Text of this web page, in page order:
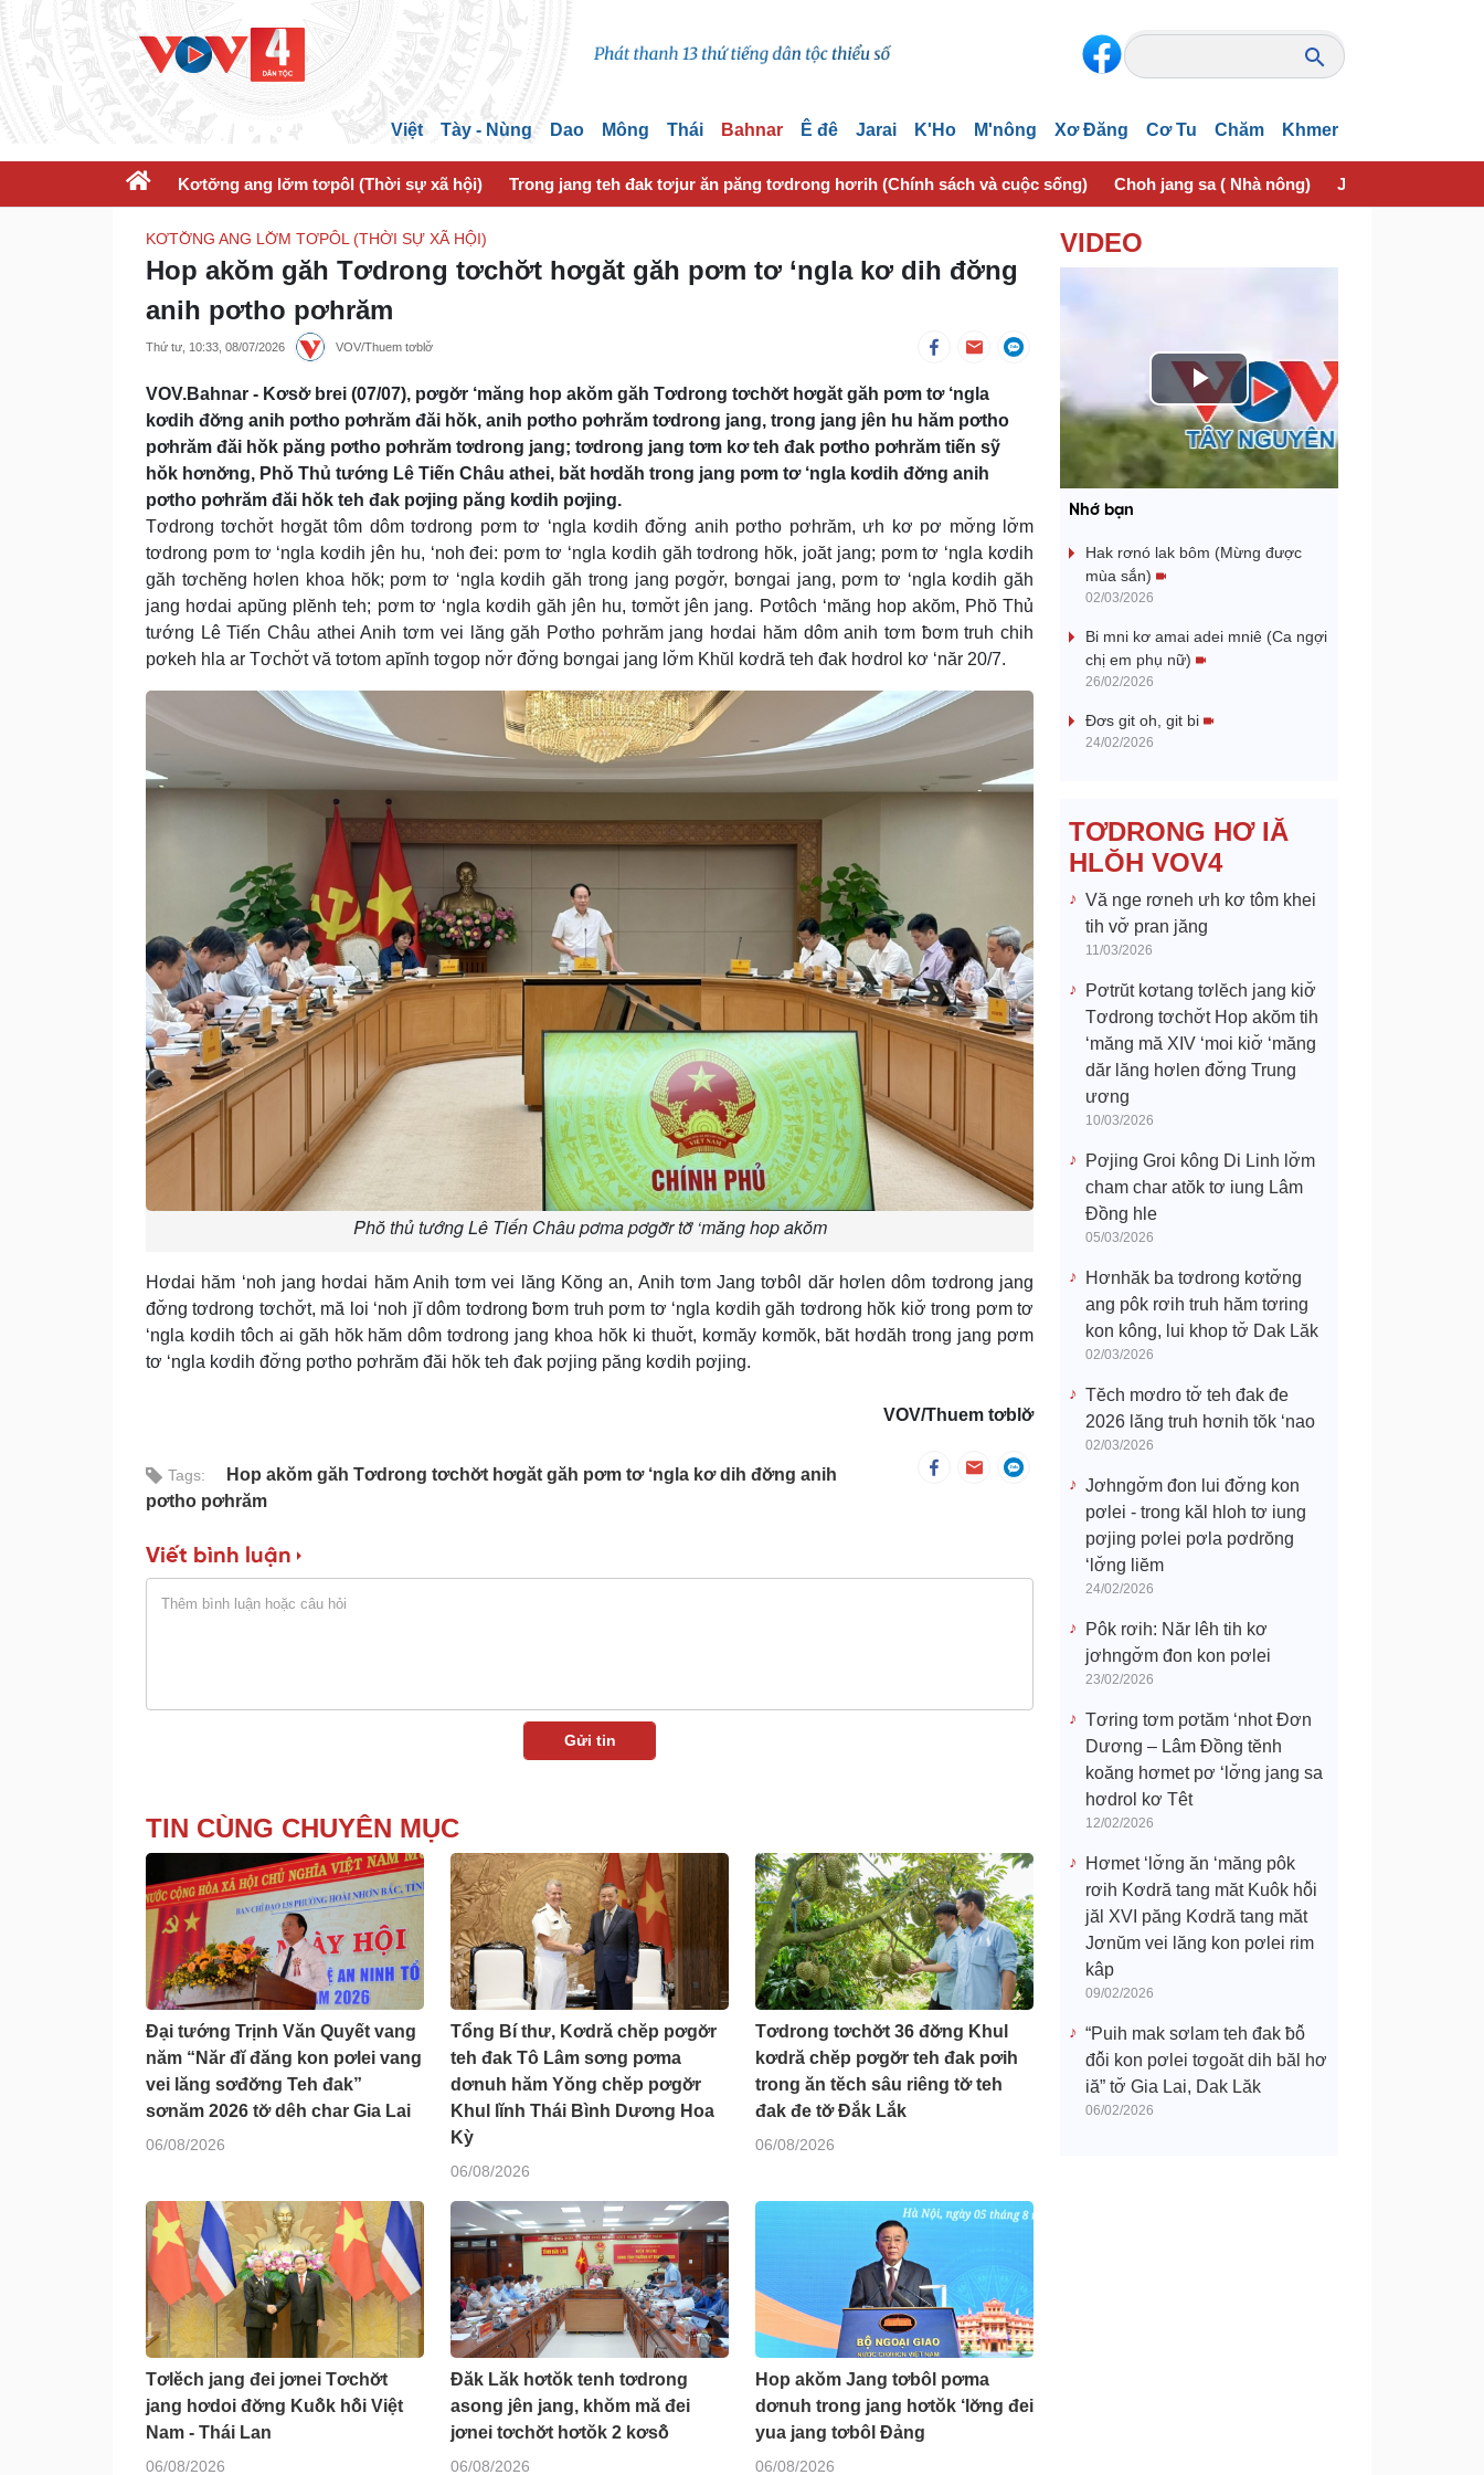
Việt Tày - Nùng Dao Mông Thái Bahnar Ê đê Jarai K'Ho M'nông Xơ Đăng Cơ Tu Chăm Khmer
Kơtơ̆ng ang lơ̆m tơpôl (Thời sự xã hội) Trong jang teh đak tơjur ăn păng tơdrong hơrih (Chính sách và cuộc sống) Choh jang sa ( Nhà nông) Jơhngơ̆m pran
KƠTƠ̆NG ANG LƠ̆M TƠPÔL (THỜI SỰ XÃ HỘI)
Hop akŏm găh Tơdrong tơchơ̆t hơgăt găh pơm tơ ‘ngla kơ dih đơ̆ng
anih pơtho pơhrăm
Thứ tư, 10:33, 08/07/2026 VOV/Thuem tơblơ̆
VOV.Bahnar - Kơsơ̆ brei (07/07), pơgơ̆r ‘măng hop akŏm găh Tơdrong tơchơ̆t hơgăt găh pơm tơ ‘ngla
kơdih đơ̆ng anih pơtho pơhrăm đăi hŏk, anih pơtho pơhrăm tơdrong jang, trong jang jên hu hăm pơtho
pơhrăm đăi hŏk păng pơtho pơhrăm tơdrong jang; tơdrong jang tơm kơ teh đak pơtho pơhrăm tiến sỹ
hŏk hơnơ̆ng, Phŏ Thủ tướng Lê Tiến Châu athei, băt hơdăh trong jang pơm tơ ‘ngla kơdih đơ̆ng anih
pơtho pơhrăm đăi hŏk teh đak pơjing păng kơdih pơjing.
Tơdrong tơchơ̆t hơgăt tôm dôm tơdrong pơm tơ ‘ngla kơdih đơ̆ng anih pơtho pơhrăm, ưh kơ pơ mơ̆ng lơ̆m
tơdrong pơm tơ ‘ngla kơdih jên hu, ‘noh đei: pơm tơ ‘ngla kơdih găh tơdrong hŏk, joăt jang; pơm tơ ‘ngla kơdih
găh tơchĕng hơlen khoa hŏk; pơm tơ ‘ngla kơdih găh trong jang pơgơ̆r, bơngai jang, pơm tơ ‘ngla kơdih găh
jang hơdai apŭng plĕnh teh; pơm tơ ‘ngla kơdih găh jên hu, tơmơ̆t jên jang. Pơtôch ‘măng hop akŏm, Phŏ Thủ
tướng Lê Tiến Châu athei Anih tơm vei lăng găh Pơtho pơhrăm jang hơdai hăm dôm anih tơm ƀơm truh chih
pơkeh hla ar Tơchơ̆t vă tơtom apĭnh tơgop nơ̆r đơ̆ng bơngai jang lơ̆m Khŭl kơdră teh đak hơdrol kơ ‘năr 20/7.
Phŏ thủ tướng Lê Tiến Châu pơma pơgơ̆r tơ̆ ‘măng hop akŏm
Hơdai hăm ‘noh jang hơdai hăm Anih tơm vei lăng Kŏng an, Anih tơm Jang tơbôl dăr hơlen dôm tơdrong jang
đơ̆ng tơdrong tơchơ̆t, mă loi ‘noh jĭ dôm tơdrong ƀơm truh pơm tơ ‘ngla kơdih găh tơdrong hŏk kiơ̆ trong pơm tơ
‘ngla kơdih tôch ai găh hŏk hăm dôm tơdrong jang khoa hŏk ki thuơ̆t, kơmăy kơmŏk, băt hơdăh trong jang pơm
tơ ‘ngla kơdih đơ̆ng pơtho pơhrăm đăi hŏk teh đak pơjing păng kơdih pơjing.
VOV/Thuem tơblơ̆
Tags:
Hop akŏm găh Tơdrong tơchơ̆t hơgăt găh pơm tơ ‘ngla kơ dih đơ̆ng anih
pơtho pơhrăm
Viết bình luận
TIN CÙNG CHUYÊN MỤC
Đại tướng Trịnh Văn Quyết vang
năm “Năr đĭ đăng kon pơlei vang
vei lăng sơđơ̆ng Teh đak”
sơnăm 2026 tơ̆ dêh char Gia Lai
06/08/2026
Tổng Bí thư, Kơdră chĕp pơgơ̆r
teh đak Tô Lâm sơng pơma
dơnuh hăm Yŏng chĕp pơgơ̆r
Khul lĭnh Thái Bình Dương Hoa
Kỳ
06/08/2026
Tơdrong tơchơ̆t 36 đơ̆ng Khul
kơdră chĕp pơgơ̆r teh đak pơih
trong ăn tĕch sâu riêng tơ̆ teh
đak đe tơ̆ Đắk Lắk
06/08/2026
Tơlĕch jang đei jơnei Tơchơ̆t
jang hơdoi đơ̆ng Kuô̆k hô̆i Việt
Nam - Thái Lan
06/08/2026
Đăk Lăk hơtŏk tenh tơdrong
asong jên jang, khŏm mă đei
jơnei tơchơ̆t hơtŏk 2 kơsô̆
06/08/2026
Hop akŏm Jang tơbôl pơma
dơnuh trong jang hơtŏk ‘lơ̆ng đei
yua jang tơbôl Đảng
06/08/2026
VIDEO
P
l
y
i
Nhớ bạn
Hak rơnó lak bôm (Mừng được
mùa sắn)
02/03/2026
Bi mni kơ amai adei mniê (Ca ngợi
chị em phụ nữ)
26/02/2026
Đơs git oh, git bi
24/02/2026
TƠDRONG HƠ IĂ
HLŎH VOV4
Vă nge rơneh ưh kơ tôm khei
tih vơ̆ pran jăng
11/03/2026
Pơtrŭt kơtang tơlĕch jang kiơ̆
Tơdrong tơchơ̆t Hop akŏm tih
‘măng mă XIV ‘moi kiơ̆ ‘măng
dăr lăng hơlen đơ̆ng Trung
ương
10/03/2026
Pơjing Groi kông Di Linh lơ̆m
cham char atŏk tơ iung Lâm
Đồng hle
05/03/2026
Hơnhăk ba tơdrong kơtơ̆ng
ang pôk rơih truh hăm tơring
kon kông, lui khop tơ̆ Dak Lăk
02/03/2026
Tĕch mơdro tơ̆ teh đak đe
2026 lăng truh hơnih tŏk ‘nao
02/03/2026
Jơhngơ̆m đon lui đơ̆ng kon
pơlei - trong kăl hloh tơ iung
pơjing pơlei pơla pơdrŏng
‘lơ̆ng liĕm
24/02/2026
Pôk rơih: Năr lêh tih kơ
jơhngơ̆m đon kon pơlei
23/02/2026
Tơring tơm pơtăm ‘nhot Đơn
Dương – Lâm Đồng tĕnh
koăng hơmet pơ ‘lơ̆ng jang sa
hơdrol kơ Têt
12/02/2026
Hơmet ‘lơ̆ng ăn ‘măng pôk
rơih Kơdră tang măt Kuôk hô̆i
jăl XVI păng Kơdră tang măt
Jơnŭm vei lăng kon pơlei rim
kâp
09/02/2026
“Puih mak sơlam teh đak ƀô̆
đô̆i kon pơlei tơgoăt dih băl hơ
iă” tơ̆ Gia Lai, Dak Lăk
06/02/2026